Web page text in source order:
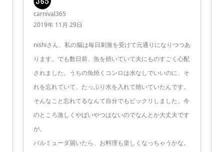
carnival365
2019年 11月 29日
nishiさん、私の脳は毎日刺激を受けて元通りになりつつあ
ります。でも数日前、魚を焼いていて夫にものすごく心配
されました。うちの魚焼くコンロは水なしでいいのに、そ
れを忘れていて、たっぷり水を入れて焼いていたんです。
そんなこと忘れてるなんて自分でもビックリしました。今
のところ激しくやばいやつはないのでなんとか大丈夫です
が。
バルミューダ届いたら、お料理も楽しくなっちゃうかな。